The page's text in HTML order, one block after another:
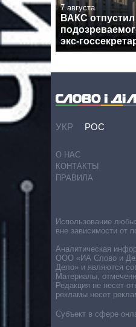
7 августа
ВАКС отпустил
экс-
УКР РОС
О НАС
КОНТАКТЫ
ПРАВИЛА
Субъект в сфере
Использование
вне зависимости от
Аналитическая
ООО «ИА Слово и
Дело» и являются
Материалы,
Редакция не несет
рекламы несет